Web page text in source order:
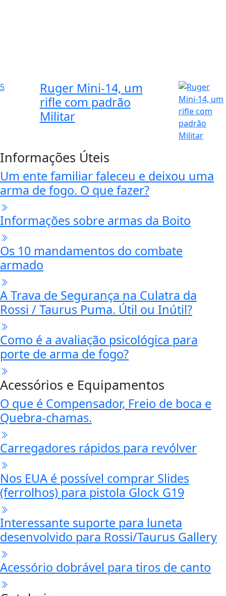
rifle com padrão
Militar
Informações Úteis
Um ente familiar faleceu e deixou uma
arma de fogo. O que fazer?
Informações sobre armas da Boito
Os 10 mandamentos do combate
armado
A Trava de Segurança na Culatra da
Rossi / Taurus Puma. Útil ou Inútil?
Como é a avaliação psicológica para
porte de arma de fogo?
Acessórios e Equipamentos
O que é Compensador, Freio de boca e
Quebra-chamas.
Carregadores rápidos para revólver
Nos EUA é possível comprar Slides
(ferrolhos) para pistola Glock G19
Interessante suporte para luneta
desenvolvido para Rossi/Taurus Gallery
Acessório dobrável para tiros de canto
Cutelaria